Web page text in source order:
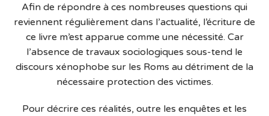
Afin de répondre à ces nombreuses questions qui
reviennent régulièrement dans l’actualité, l’écriture de
ce livre m’est apparue comme une nécessité. Car
l’absence de travaux sociologiques sous-tend le
discours xénophobe sur les Roms au détriment de la
nécessaire protection des victimes.
Pour décrire ces réalités, outre les enquêtes et les